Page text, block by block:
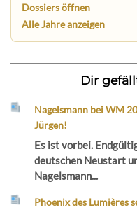
Dossiers öffnen
Alle Jahre anzeigen
Dir
Nagelsmann bei WM
Jürgen!
Es ist vorbei.
deutschen Neustart
Nagelsmann...
Phoenix des Lumières